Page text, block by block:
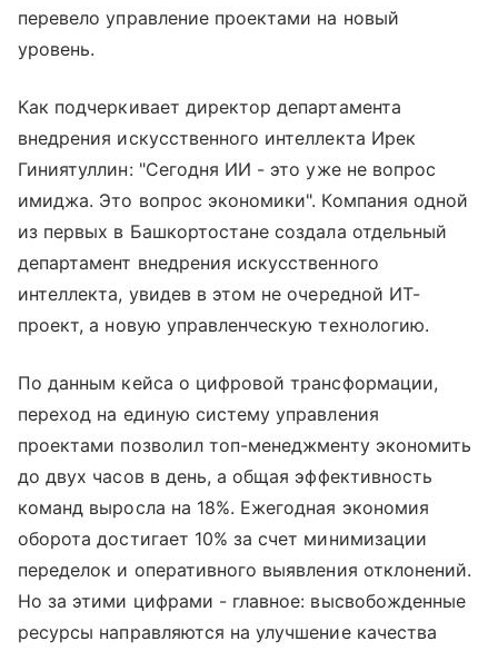
перевело управление проектами на новый
уровень.
Как подчеркивает директор департамента
внедрения искусственного интеллекта Ирек
Гиниятуллин: "Сегодня ИИ - это уже не вопрос
имиджа. Это вопрос экономики". Компания одной
из первых в Башкортостане создала отдельный
департамент внедрения искусственного
интеллекта, увидев в этом не очередной ИТ-
проект, а новую управленческую технологию.
По данным кейса о цифровой трансформации,
переход на единую систему управления
проектами позволил топ-менеджменту экономить
до двух часов в день, а общая эффективность
команд выросла на 18%. Ежегодная экономия
оборота достигает 10% за счет минимизации
переделок и оперативного выявления отклонений.
Но за этими цифрами - главное: высвобожденные
ресурсы направляются на улучшение качества